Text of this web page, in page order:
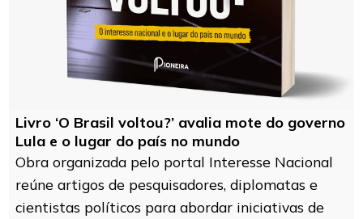
Livro ‘O Brasil voltou?’ avalia mote do governo
Lula e o lugar do país no mundo
Obra organizada pelo portal Interesse Nacional
reúne artigos de pesquisadores, diplomatas e
cientistas políticos para abordar iniciativas de